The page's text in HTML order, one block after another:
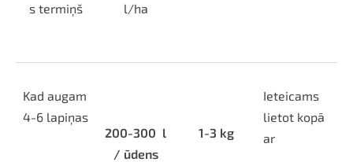
s termiņš
l/ha
Kad augam
4-6 lapiņas
200-300 l
/ ūdens
1-3 kg
Ieteicams
lietot kopā
ar